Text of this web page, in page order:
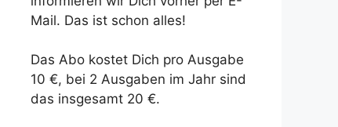
Mail. Das ist schon alles!
Das Abo kostet Dich pro Ausgabe
10 €, bei 2 Ausgaben im Jahr sind
das insgesamt 20 €.